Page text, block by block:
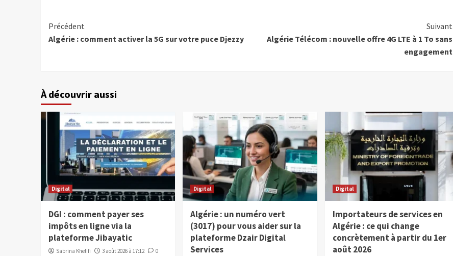
Précédent
Algérie : comment activer la 5G sur votre puce Djezzy
Suivant
Algérie Télécom : nouvelle offre 4G LTE à 1 To sans
engagement
À découvrir aussi
Digital
DGI : comment payer ses
impôts en ligne via la
plateforme Jibayatic
Sabrina Khelifi 3 août 2026 à 17:12 0
Digital
Algérie : un numéro vert
(3017) pour vous aider sur la
plateforme Dzair Digital
Services
Digital
Importateurs de services en
Algérie : ce qui change
concrètement à partir du 1er
août 2026